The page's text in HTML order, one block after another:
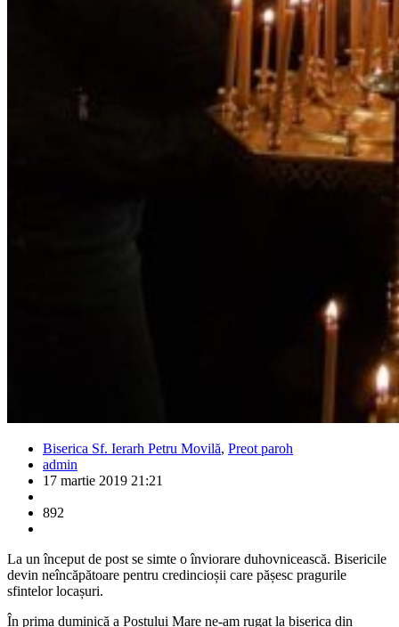
Biserica Sf. Ierarh Petru Movilă, Preot paroh
admin
17 martie 2019 21:21
892
La un început de post se simte o înviorare duhovnicească. Bisericile
devin neîncăpătoare pentru credincioșii care pășesc pragurile
sfintelor locașuri.
În prima duminică a Postului Mare ne-am rugat la biserica din